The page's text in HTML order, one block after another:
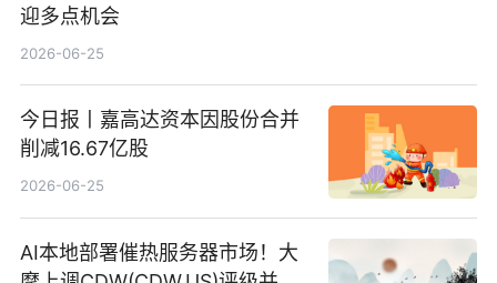
迎多点机会
2026-06-25
今日报丨嘉高达资本因股份合并
削减16.67亿股
2026-06-25
AI本地部署催热服务器市场！大